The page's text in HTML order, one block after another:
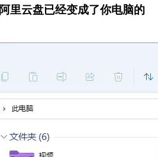
阿里云盘已经变成了你电脑的